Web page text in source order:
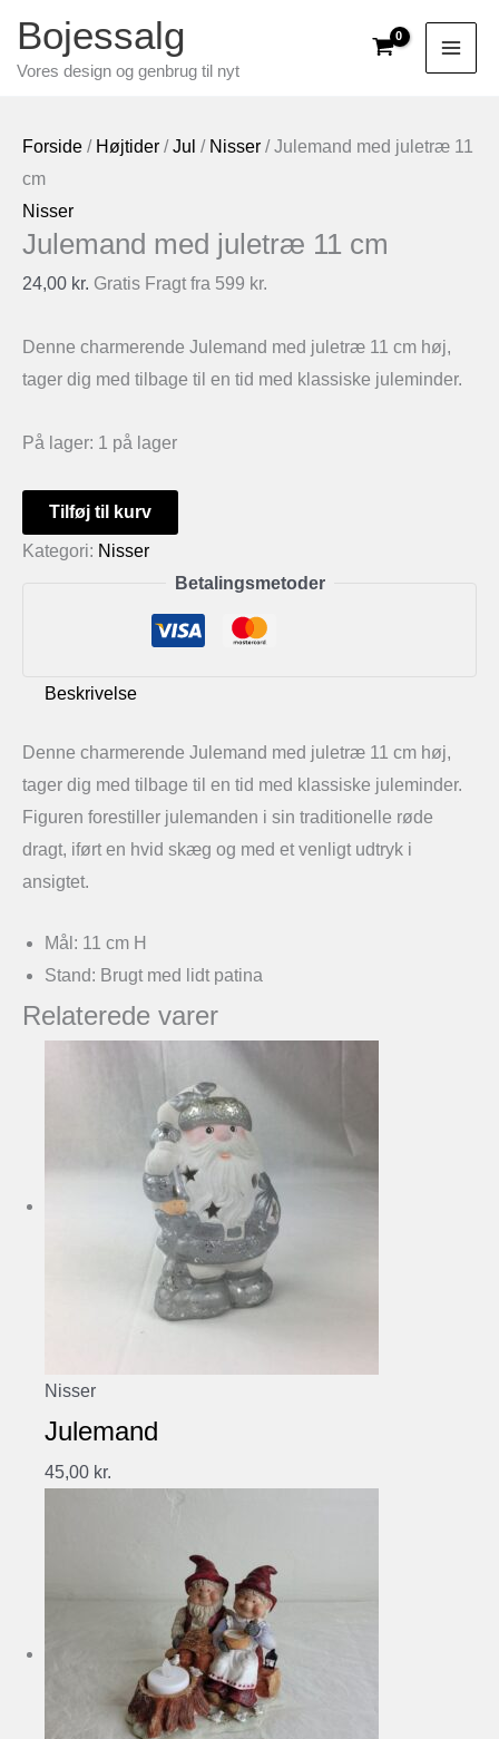
indholdet
Bojessalg
Vores design og genbrug til nyt
Forside / Højtider /Jul / Nisser / Julemand med juletræ 11
cm
Nisser
Julemand med juletræ 11 cm
24,00 kr. Gratis Fragt fra 599 kr.
Denne charmerende Julemand med juletræ 11 cm høj,
tager dig med tilbage til en tid med klassiske juleminder.
På lager: 1 på lager
Julemand
med
Tilføj til kurv
Kategori: Nisser
Betalingsmetoder
Beskrivelse
Denne charmerende Julemand med juletræ 11 cm høj,
tager dig med tilbage til en tid med klassiske juleminder.
Figuren forestiller julemanden i sin traditionelle røde
dragt, iført en hvid skæg og med et venligt udtryk i
ansigtet.
Mål: 11 cm H
Stand: Brugt med lidt patina
Relaterede varer
Nisser
Julemand
45,00 kr.